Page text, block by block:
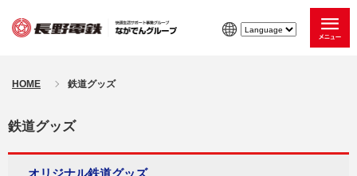
HOME 鉄道グッズ
鉄道グッズ